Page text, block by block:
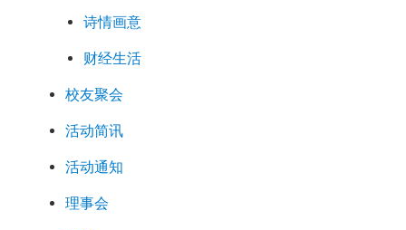
诗情画意
财经生活
校友聚会
活动简讯
活动通知
理事会